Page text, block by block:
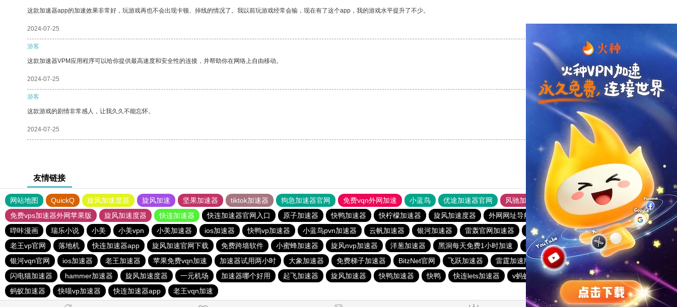
这款加速器app的加速效果非常好，玩游戏再也不会出现卡顿、掉线的情况了。我以前玩游戏经常会输，现在有了这个app，我的游戏水平提升了不少。
2024-07-25
游客
这款加速器VPM应用程序可以给你提供最高速度和安全性的连接，并帮助你在网络上自由移动。
2024-07-25 支持 [0] 反对 [0]
游客
这款游戏的剧情非常感人，让我久久不能忘怀。
2024-07-25 支持
友情链接
网站地图 QuickQ 旋风加速度器 旋风加速 坚果加速器 tiktok加速器 狗急加速器官网 免费vqn外网加速 小蓝鸟 优途加速器官网 风驰加速器
旋风加速器
免费vps加速器外网苹果版
旋风加速度器 快连加速器 快连加速器官网入口 原子加速器 快鸭加速器 快柠檬加速器 旋风加速度器 外网网址导航 软件中心 雷霆加速
狂飙加速器
哔咔漫画
瑞乐小说 小美 小美vpn 小美加速器 ios加速器 快鸭vp加速器 小蓝鸟pvn加速器 云帆加速器 银河加速器 雷轰官网加速器 飞狗加速器 飞鸟加速器
快鸭官网
老王vp官网
落地机 快连加速器app 旋风加速官网下载 免费跨墙软件 小蜜蜂加速器 旋风nvp加速器 洋葱加速器 黑洞每天免费1小时加速 每天试用一小时加速器
快柠檬app下载
银河vqn官网
ios加速器 老王加速器 苹果免费vqn加速 加速器试用两小时 大象加速器 免费梯子加速器 BitzNet官网 飞跃加速器 雷霆加速版安卓下载
黑洞加速npv官网下载
闪电猫加速器
hammer加速器 旋风加速度器 一元机场 加速器哪个好用 起飞加速器 旋风加速器 快鸭加速器 快鸭 快连lets加速器 v蚂蚁加速器 黑洞vqn加速
ios加速器
蚂蚁加速器
快喵vp加速器 快连加速器app 老王vqn加速